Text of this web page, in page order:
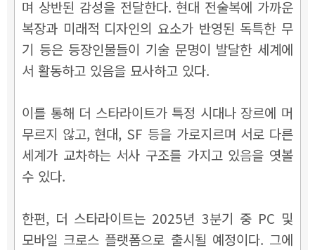
며 상반된 감성을 전달한다. 현대 전술복에 가까운
복장과 미래적 디자인의 요소가 반영된 독특한 무
기 등은 등장인물들이 기술 문명이 발달한 세계에
서 활동하고 있음을 묘사하고 있다.
이를 통해 더 스타라이트가 특정 시대나 장르에 머
무르지 않고, 현대, SF 등을 가로지르며 서로 다른
세계가 교차하는 서사 구조를 가지고 있음을 엿볼
수 있다.
한편, 더 스타라이트는 2025년 3분기 중 PC 및
모바일 크로스 플랫폼으로 출시될 예정이다. 그에